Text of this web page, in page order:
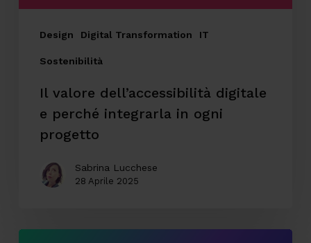
Design Digital Transformation IT
Sostenibilità
ogni
progetto
Il valore dell’accessibilità digitale
e perché integrarla in ogni
progetto
Sabrina Lucchese
28 Aprile 2025